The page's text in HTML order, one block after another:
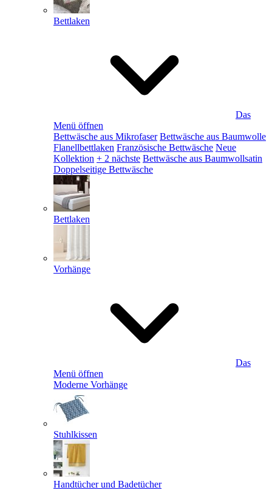
Bettlaken
Das
Menü öffnen
Bettwäsche aus Mikrofaser Bettwäsche aus Baumwolle
Flanellbettlaken Französische Bettwäsche Neue
Kollektion + 2 nächste Bettwäsche aus Baumwollsatin
Doppelseitige Bettwäsche
Bettlaken
Vorhänge
Das
Menü öffnen
Moderne Vorhänge
Stuhlkissen
Handtücher und Badetücher